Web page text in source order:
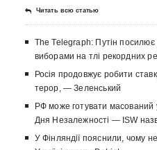
Читать всю статью
The Telegraph: Путін посилює
виборами на тлі рекордних
Росія продовжує робити
терор, — Зеленський
РФ може готувати масований
Дня Незалежності — ISW
У Фінляндії пояснили, чому